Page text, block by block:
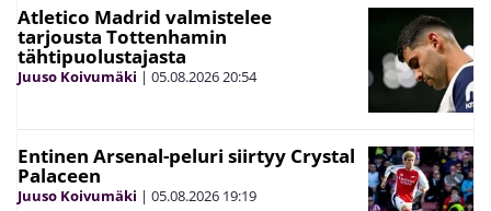
Atletico Madrid valmistelee
tarjousta Tottenhamin
tähtipuolustajasta
Juuso Koivumäki | 05.08.202620:54
Entinen Arsenal-peluri siirtyy Crystal
Palaceen
Juuso Koivumäki | 05.08.2026 19:19